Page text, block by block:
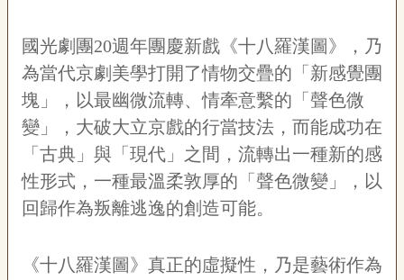
國光劇團20週年團慶新戲《十八羅漢圖》，乃
為當代京劇美學打開了情物交疊的「新感覺團
塊」，以最幽微流轉、情牽意繫的「聲色微
變」，大破大立京戲的行當技法，而能成功在
「古典」與「現代」之間，流轉出一種新的感
性形式，一種最溫柔敦厚的「聲色微變」，以
回歸作為叛離逃逸的創造可能。
《十八羅漢圖》真正的虛擬性，乃是藝術作為